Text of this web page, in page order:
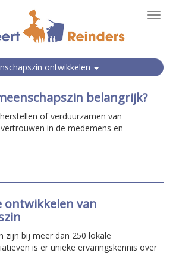
ontwikkelen
belangrijk?
of verduurzamen van
in de medemens en
ontwikkelen van
zijn bij meer dan 250 lokale
is er unieke ervaringskennis over